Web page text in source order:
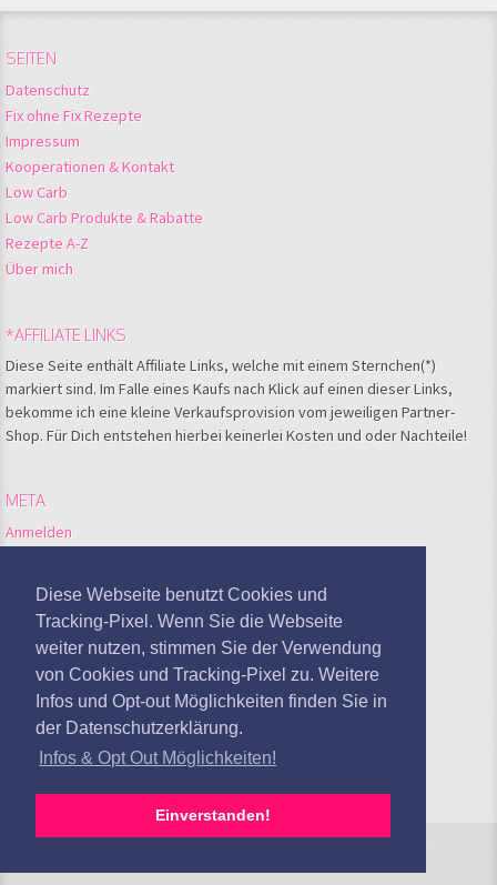
Diese Webseite benutzt Cookies und
Tracking-Pixel. Wenn Sie die Webseite
weiter nutzen, stimmen Sie der Verwendung
von Cookies und Tracking-Pixel zu. Weitere
Infos und Opt-out Möglichkeiten finden Sie in
der Datenschutzerklärung.
Infos & Opt Out Möglichkeiten!
Einverstanden!
SEITEN
Datenschutz
Fix ohne Fix Rezepte
Impressum
Kooperationen & Kontakt
Low Carb
Low Carb Produkte & Rabatte
Rezepte A-Z
Über mich
*AFFILIATE LINKS
Diese Seite enthält Affiliate Links, welche mit einem Sternchen(*)
markiert sind. Im Falle eines Kaufs nach Klick auf einen dieser Links,
bekomme ich eine kleine Verkaufsprovision vom jeweiligen Partner-
Shop. Für Dich entstehen hierbei keinerlei Kosten und oder Nachteile!
META
Anmelden
Kommentare-Feed
Google Analytics deaktivieren